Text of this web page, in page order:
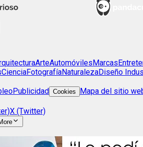
ArteAutomóvilesMarcas
CienciaFotografíaNaturalezaDiseño
Publicidad Cookies Mapa del sitio
X (Twitter)